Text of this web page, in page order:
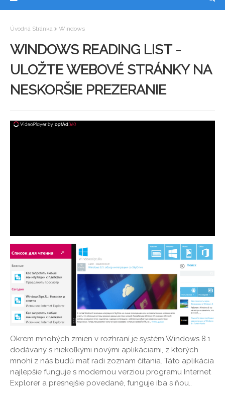
Úvodná Stránka Windows
WINDOWS READING LIST -
ULOŽTE WEBOVÉ STRÁNKY NA
NESKORŠIE PREZERANIE
Okrem mnohých zmien v rozhraní je systém Windows 8.1
dodávaný s niekoľkými novými aplikáciami, z ktorých
mnohí z nás budú mať radi zoznam čítania. Táto aplikácia
najlepšie funguje s modernou verziou programu Internet
Explorer a presnejšie povedané, funguje iba s ňou..